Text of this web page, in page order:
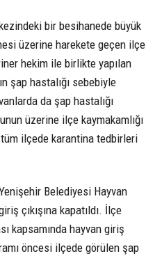
bir besihanede büyük
üzerine harekete geçen ilçe
hekim ile birlikte yapılan
şap hastalığı sebebiyle
da şap hastalığı
üzerine ilçe kaymakamlığı
ilçede karantina tedbirleri
Belediyesi Hayvan
çıkışına kapatıldı. İlçe
kapsamında hayvan giriş
öncesi ilçede görülen şap